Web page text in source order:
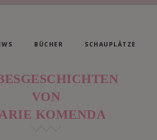
BÜCHER SCHAUPLÄTZE
VON
KOMENDA